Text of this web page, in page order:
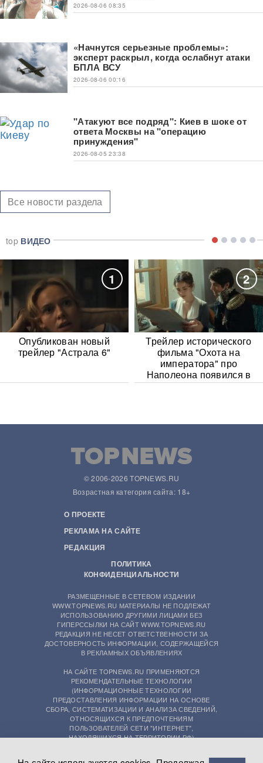
2026-08-06 08:35
«Начнутся серьезные проблемы»:
эксперт раскрыл, когда ослабнут атаки
БПЛА ВСУ
2026-08-06 00:16
"Атакуют все подряд": Киев в шоке от
ответа Москвы на "операцию
принуждения"
2026-08-05 23:38
Все новости раздела
top ВИДЕО
1
Опубликован новый
трейлер "Астрала 6"
2
Трейлер исторического
фильма "Охота на
императора" про
Наполеона появился в
Сети
© 2006-2026 TOPNEWS.RU
Возрастная категория сайта: 18+
О ПРОЕКТЕ
РЕКЛАМА НА САЙТЕ
РЕДАКЦИЯ
ПОЛИТИКА
КОНФИДЕНЦИАЛЬНОСТИ
РАЗМЕЩЕННЫЕ В СЕТЕВОМ ИЗДАНИИ
WWW.TOPNEWS.RU МАТЕРИАЛЫ НЕ ПОДЛЕЖАТ
ИСПОЛЬЗОВАНИЮ ДРУГИМИ ЛИЦАМИ БЕЗ
ГИПЕРССЫЛКИ НА САЙТ WWW.TOPNEWS.RU
РЕДАКЦИЯ НЕ НЕСЕТ ОТВЕТСТВЕННОСТИ ЗА
ДОСТОВЕРНОСТЬ ИНФОРМАЦИИ, СОДЕРЖАЩЕЙСЯ
В РЕКЛАМНЫХ ОБЪЯВЛЕНИЯХ
НА САЙТЕ TOPNEWS.RU ПРИМЕНЯЮТСЯ
РЕКОМЕНДАТЕЛЬНЫЕ ТЕХНОЛОГИИ
(ИНФОРМАЦИОННЫЕ ТЕХНОЛОГИИ
ПРЕДОСТАВЛЕНИЯ ИНФОРМАЦИИ НА ОСНОВЕ
СБОРА, СИСТЕМАТИЗАЦИИ И АНАЛИЗА СВЕДЕНИЙ,
ОТНОСЯЩИХСЯ К ПРЕДПОЧТЕНИЯМ
ПОЛЬЗОВАТЕЛЕЙ СЕТИ "ИНТЕРНЕТ",
НАХОДЯЩИХСЯ НА ТЕРРИТОРИИ РФ)